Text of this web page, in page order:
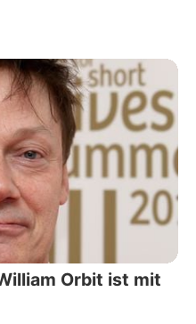
Orbit ist mit